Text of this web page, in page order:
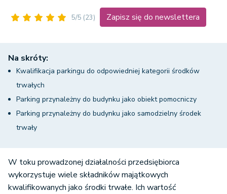
5/5 (23) Zapisz się do newslettera
Na skróty:
Kwalifikacja parkingu do odpowiedniej kategorii środków
trwałych
Parking przynależny do budynku jako obiekt pomocniczy
Parking przynależny do budynku jako samodzielny środek
trwały
W toku prowadzonej działalności przedsiębiorca
wykorzystuje wiele składników majątkowych
kwalifikowanych jako środki trwałe. Ich wartość